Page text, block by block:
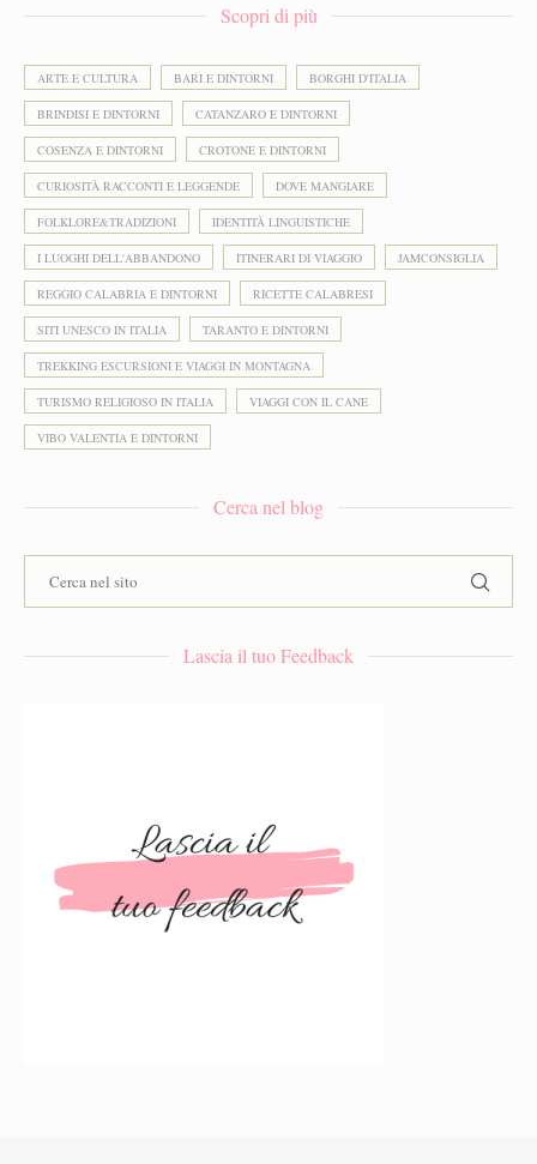
Scopri di più
ARTE E CULTURA BARI E DINTORNI BORGHI D'ITALIA
BRINDISI E DINTORNI CATANZARO E DINTORNI
COSENZA E DINTORNI CROTONE E DINTORNI
CURIOSITÀ RACCONTI E LEGGENDE DOVE MANGIARE
FOLKLORE&TRADIZIONI IDENTITÀ LINGUISTICHE
I LUOGHI DELL'ABBANDONO ITINERARI DI VIAGGIO JAMCONSIGLIA
REGGIO CALABRIA E DINTORNI RICETTE CALABRESI
SITI UNESCO IN ITALIA TARANTO E DINTORNI
TREKKING ESCURSIONI E VIAGGI IN MONTAGNA
TURISMO RELIGIOSO IN ITALIA VIAGGI CON IL CANE
VIBO VALENTIA E DINTORNI
Cerca nel blog
Lascia il tuo Feedback